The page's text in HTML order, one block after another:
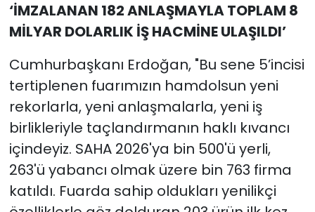
‘İMZALANAN 182 ANLAŞMAYLA TOPLAM 8
MİLYAR DOLARLIK İŞ HACMİNE ULAŞILDI’
Cumhurbaşkanı Erdoğan, "Bu sene 5’incisi
tertiplenen fuarımızın hamdolsun yeni
rekorlarla, yeni anlaşmalarla, yeni iş
birlikleriyle taçlandırmanın haklı kıvancı
içindeyiz. SAHA 2026'ya bin 500'ü yerli,
263'ü yabancı olmak üzere bin 763 firma
katıldı. Fuarda sahip oldukları yenilikçi